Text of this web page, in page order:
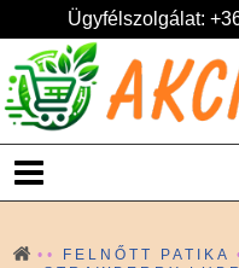
Ügyfélszolgálat:
FELNŐTT PATIKA